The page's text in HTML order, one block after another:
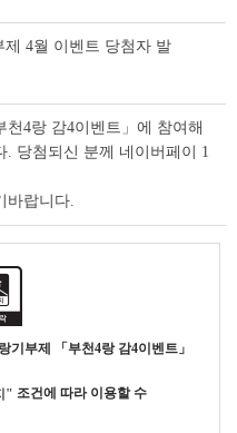
제 4월 이벤트 당첨자 발
4랑 감4이벤트」에 참여해
. 당첨되신 분께 네이버페이 1
바랍니다.
기부제 「부천4랑 감4이벤트」
" 조건에 따라 이용할 수